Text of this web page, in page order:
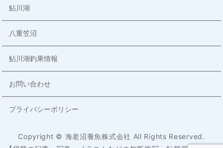
鮎川湖
八重笠沼
鮎川湖釣果情報
お問い合わせ
プライバシーポリシー
Copyright © 海老沼養魚株式会社 All Rights Reserved.